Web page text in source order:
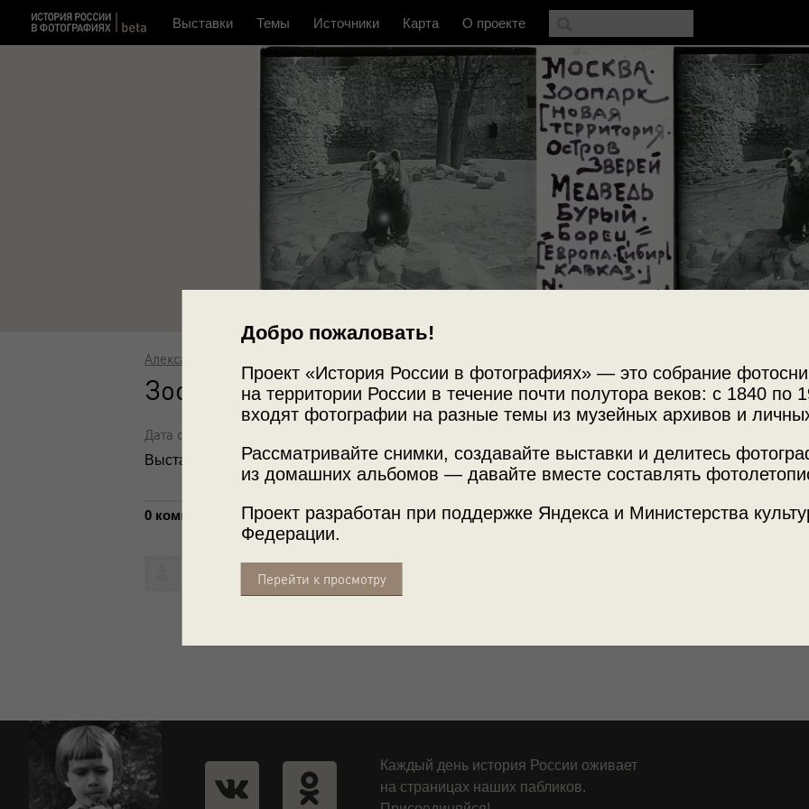
Добро пожаловать!
Проект «История России в фотографиях» — это собрание
на территории России в течение почти полутора веков: с 1840 по
входят фотографии на разные темы из музейных архивов и
Рассматривайте снимки, создавайте выставки и делитесь
из домашних альбомов — давайте вместе составлять
Проект разработан при поддержке Яндекса и Министерства
Федерации.
Перейти к просмотру
Выставки Темы Источники Карта О проекте
ГМИИ
Место
Александр Живаго
Зоопарк. Медведь
Дата съемки: 2 июля 1930
Выставка «Архив доктора Живаго. Зоопарки двух столиц»с этой фотографией.
0 комментариев
Каждый день история России оживает
на страницах наших пабликов.